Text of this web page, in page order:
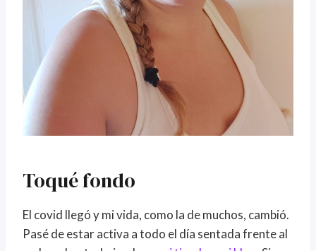
Toqué fondo
El covid llegó y mi vida, como la de muchos, cambió.
Pasé de estar activa a todo el día sentada frente al